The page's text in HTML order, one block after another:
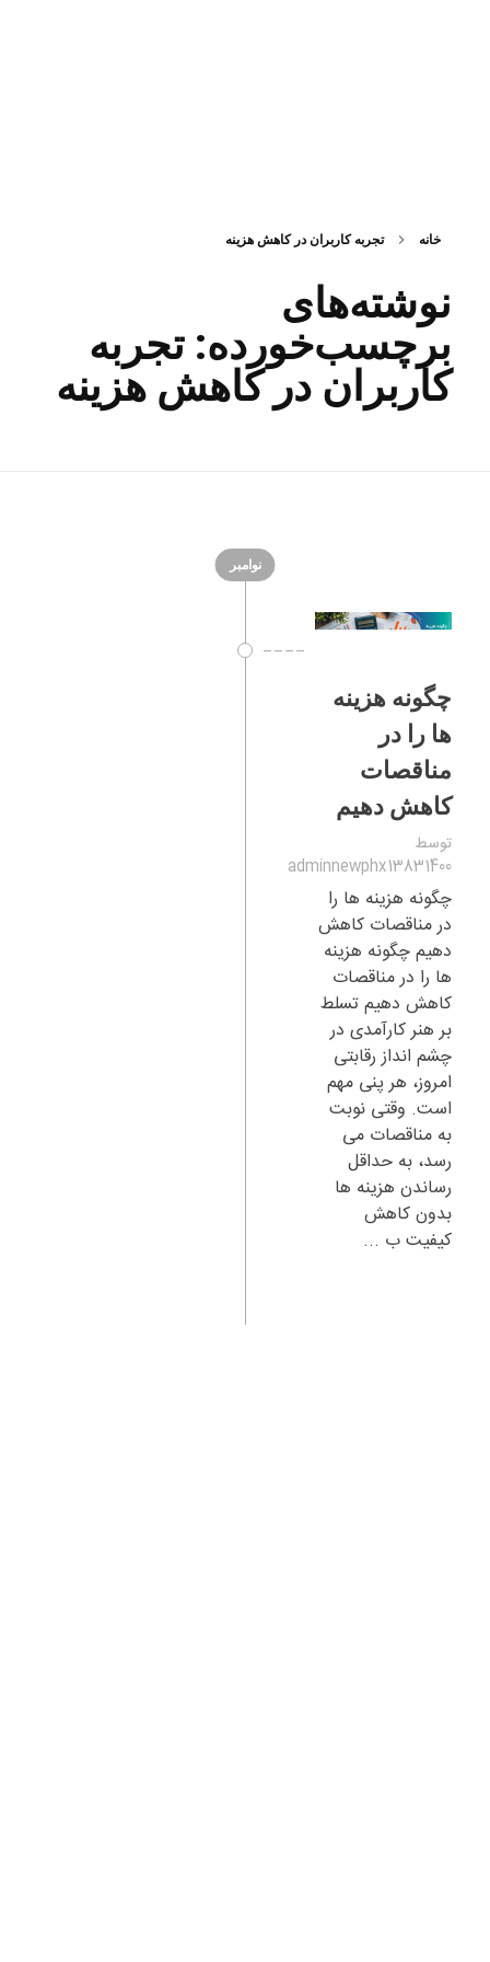
خانه تجربه کاربران در کاهش هزینه
نوشته‌های
برچسب‌خورده: تجربه
کاربران در کاهش هزینه
نوامبر
چگونه هزینه
ها را در
مناقصات
کاهش دهیم
توسط
adminnewphx13831400
چگونه هزینه ها را
در مناقصات کاهش
دهیم چگونه هزینه
ها را در مناقصات
کاهش دهیم تسلط
بر هنر کارآمدی در
چشم انداز رقابتی
امروز، هر پنی مهم
است. وقتی نوبت
به مناقصات می
رسد، به حداقل
رساندن هزینه ها
بدون کاهش
کیفیت ب ...